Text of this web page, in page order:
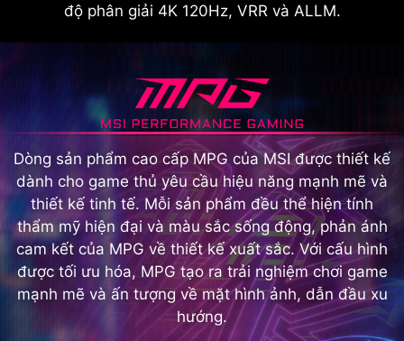
độ phân giải 4K 120Hz, VRR và ALLM.
Dòng sản phẩm cao cấp MPG của MSI được thiết kế
dành cho game thủ yêu cầu hiệu năng mạnh mẽ và
thiết kế tinh tế. Mỗi sản phẩm đều thể hiện tính
thẩm mỹ hiện đại và màu sắc sống động, phản ánh
cam kết của MPG về thiết kế xuất sắc. Với cấu hình
được tối ưu hóa, MPG tạo ra trải nghiệm chơi game
mạnh mẽ và ấn tượng về mặt hình ảnh, dẫn đầu xu
hướng.